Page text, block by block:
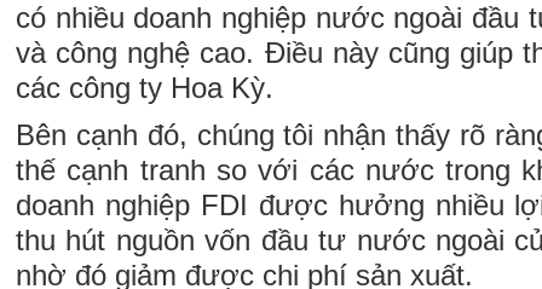
có nhiều doanh nghiệp nước ngoài đầu
và công nghệ cao. Điều này cũng giúp
các công ty Hoa Kỳ.
Bên cạnh đó, chúng tôi nhận thấy rõ
thế cạnh tranh so với các nước trong
doanh nghiệp FDI được hưởng nhiều
thu hút nguồn vốn đầu tư nước ngoài
nhờ đó giảm được chi phí sản xuất.